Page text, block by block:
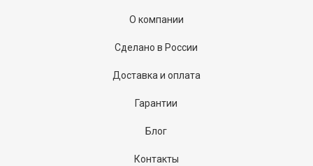
О компании
Сделано в России
Доставка и оплата
Гарантии
Блог
Контакты